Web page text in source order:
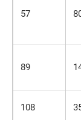
57
89
108